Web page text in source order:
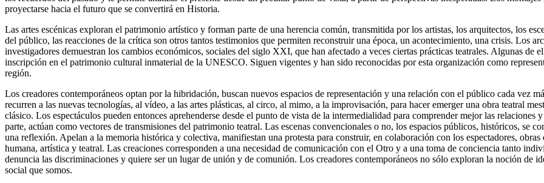
proyectarse hacia el futuro que se convertirá en Historia.
Las artes escénicas exploran el patrimonio artístico y forman parte de una herencia común, transmitida por los artistas, los arquitectos, los
del público, las reacciones de la crítica son otros tantos testimonios que permiten reconstruir una época, un acontecimiento, una crisis. Los
investigadores demuestran los cambios económicos, sociales del siglo XXI, que han afectado a veces ciertas prácticas teatrales. Algunas de
inscripción en el patrimonio cultural inmaterial de la UNESCO. Siguen vigentes y han sido reconocidas por esta organización como
región.
Los creadores contemporáneos optan por la hibridación, buscan nuevos espacios de representación y una relación con el público cada vez
recurren a las nuevas tecnologías, al vídeo, a las artes plásticas, al circo, al mimo, a la improvisación, para hacer emerger una obra teatral
clásico. Los espectáculos pueden entonces aprehenderse desde el punto de vista de la intermedialidad para comprender mejor las relaciones
parte, actúan como vectores de transmisiones del patrimonio teatral. Las escenas convencionales o no, los espacios públicos, históricos, se
una reflexión. Apelan a la memoria histórica y colectiva, manifiestan una protesta para construir, en colaboración con los espectadores,
humana, artística y teatral. Las creaciones corresponden a una necesidad de comunicación con el Otro y a una toma de conciencia tanto
denuncia las discriminaciones y quiere ser un lugar de unión y de comunión. Los creadores contemporáneos no sólo exploran la noción de
social que somos.